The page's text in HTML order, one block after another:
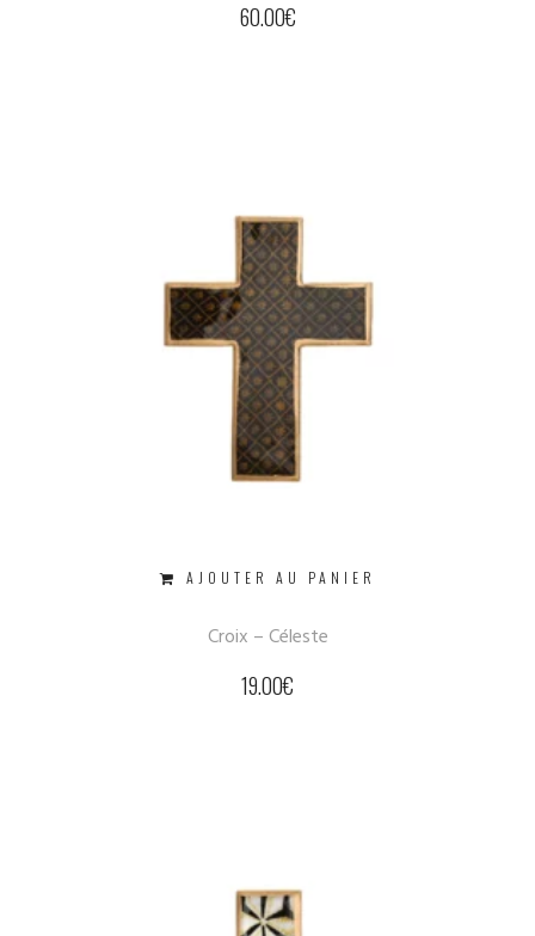
60.00€
AJOUTER AU PANIER
Croix – Céleste
19.00€